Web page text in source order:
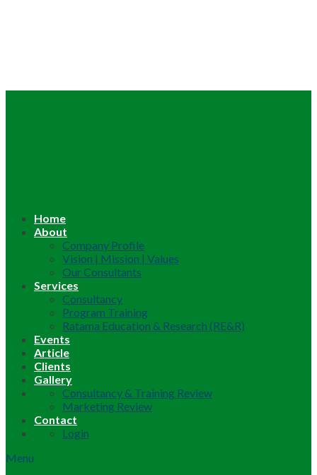
Home
About
Company Profile
Vision | Mission | Values
Our Consultants
Services
Consultancy
Program Training
Ratama Education & Research (RE&R)
Events
Article
Clients
Gallery
Consultancy & Training Review
Marketing Review
Contact
Login
Menu